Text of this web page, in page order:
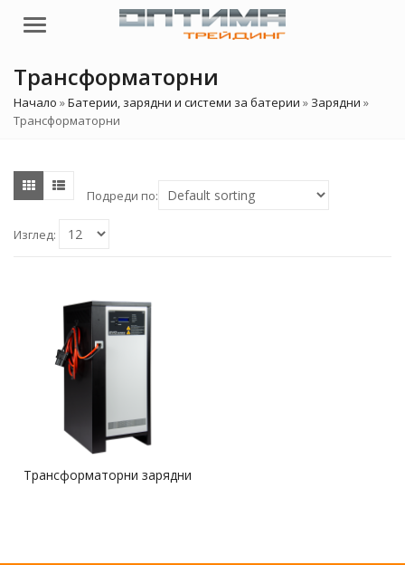
Menu
Трансформаторни
Начало »Батерии, зарядни и системи за батерии » Зарядни »
Трансформаторни
Подреди по:
Изглед:
Трансформаторни зарядни